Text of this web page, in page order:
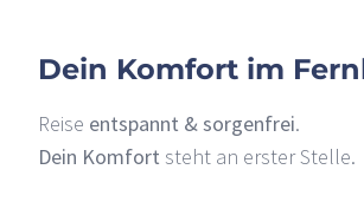
Dein Komfort im
Reise entspannt & sorgenfrei.
Dein Komfort steht an erster Stelle.